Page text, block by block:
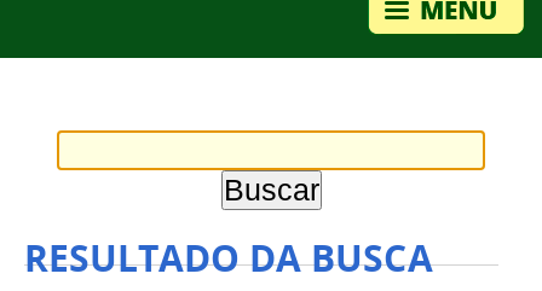
RESULTADO DA BUSCA